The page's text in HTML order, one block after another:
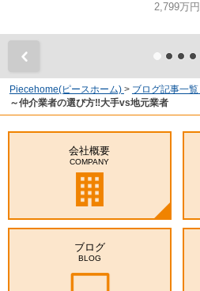
2,799万円
Piecehome(ピースホーム) > ブログ記事一覧
～仲介業者の選び方‼大手vs地元業者
会社概要
COMPANY
ブログ
BLOG